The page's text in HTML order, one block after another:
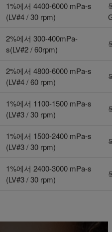
1%에서 4400-6000 mPa-s
(LV#4 / 30 rpm)
2%에서 300-400mPa-
s(LV#2 / 60rpm)
2%에서 4800-6000 mPa-s
(LV#4 / 60 rpm)
1%에서 1100-1500 mPa-s
(LV#3 / 30 rpm)
1%에서 1500-2400 mPa-s
(LV#3 / 30 rpm)
1%에서 2400-3000 mPa-s
(LV#3 / 30 rpm)